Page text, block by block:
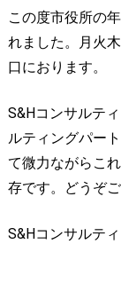
この度市役所の
れました。月火
口におります。
S&Hコンサルテ
ルティングパー
て微力ながらこ
存です。どうぞ
S&Hコンサ